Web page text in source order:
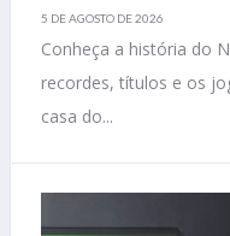
5 DE AGOSTO DE 2026
Conheça a história do
recordes, títulos e os
casa do...